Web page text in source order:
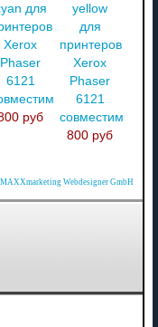
для
Xerox
Phaser
6121
руб
yellow
для
принтеров
Xerox
Phaser
6121
совместимый
800 руб
Webdesigner GmbH